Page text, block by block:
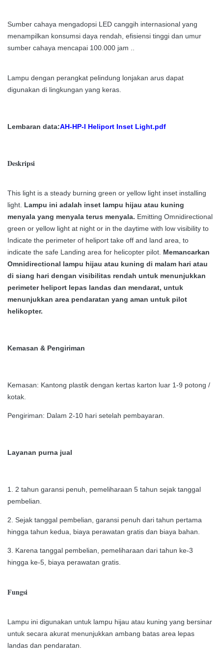
Sumber cahaya mengadopsi LED canggih internasional yang
menampilkan konsumsi daya rendah, efisiensi tinggi dan umur
sumber cahaya mencapai 100.000 jam ..
Lampu dengan perangkat pelindung lonjakan arus dapat
digunakan di lingkungan yang keras.
Lembaran data:AH-HP-I Heliport Inset Light.pdf
Deskripsi
This light is a steady burning green or yellow light inset installing
light. Lampu ini adalah inset lampu hijau atau kuning
menyala yang menyala terus menyala. Emitting Omnidirectional
green or yellow light at night or in the daytime with low visibility to
Indicate the perimeter of heliport take off and land area, to
indicate the safe Landing area for helicopter pilot. Memancarkan
Omnidirectional lampu hijau atau kuning di malam hari atau
di siang hari dengan visibilitas rendah untuk menunjukkan
perimeter heliport lepas landas dan mendarat, untuk
menunjukkan area pendaratan yang aman untuk pilot
helikopter.
Kemasan & Pengiriman
Kemasan: Kantong plastik dengan kertas karton luar 1-9 potong /
kotak.
Pengiriman: Dalam 2-10 hari setelah pembayaran.
Layanan purna jual
1. 2 tahun garansi penuh, pemeliharaan 5 tahun sejak tanggal
pembelian.
2. Sejak tanggal pembelian, garansi penuh dari tahun pertama
hingga tahun kedua, biaya perawatan gratis dan biaya bahan.
3. Karena tanggal pembelian, pemeliharaan dari tahun ke-3
hingga ke-5, biaya perawatan gratis.
Fungsi
Lampu ini digunakan untuk lampu hijau atau kuning yang bersinar
untuk secara akurat menunjukkan ambang batas area lepas
landas dan pendaratan.